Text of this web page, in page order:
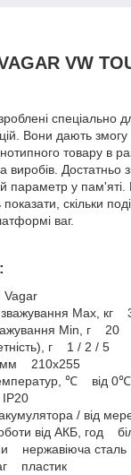
VW
спеціально
Вони дають змогу
товару в
виробів.
параметр у
скільки
ваг.
Мах, кг
Min, г 20
г 1 / 2 / 5
мм 210x255
℃ від
IP20
/ від
від АКБ, год
нержавіюча сталь
пластик